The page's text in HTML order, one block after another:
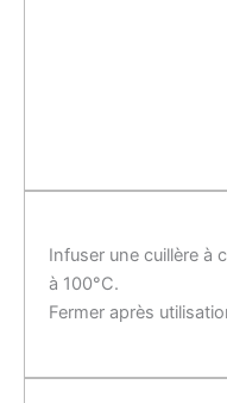
Infuser une cuillère à
à 100°C.
Fermer après